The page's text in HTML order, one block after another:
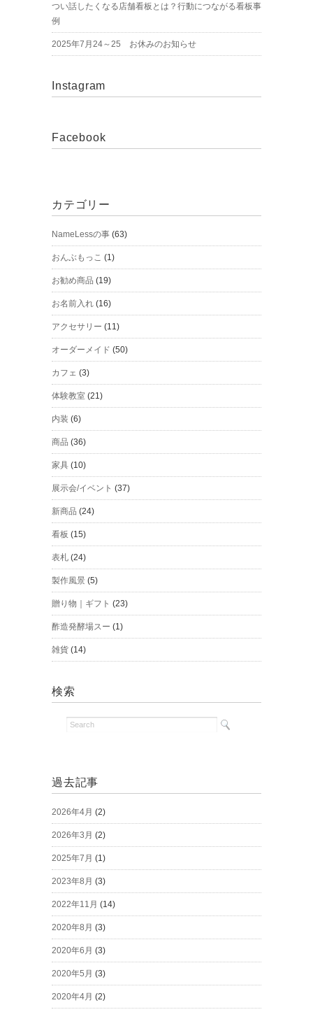
つい話したくなる店舗看板とは？行動につながる看板事
例
2025年7月24～25 お休みのお知らせ
Instagram
Facebook
カテゴリー
NameLessの事 (63)
おんぶもっこ (1)
お勧め商品 (19)
お名前入れ (16)
アクセサリー (11)
オーダーメイド (50)
カフェ (3)
体験教室 (21)
内装 (6)
商品 (36)
家具 (10)
展示会/イベント (37)
新商品 (24)
看板 (15)
表札 (24)
製作風景 (5)
贈り物｜ギフト (23)
酢造発酵場スー (1)
雑貨 (14)
検索
過去記事
2026年4月 (2)
2026年3月 (2)
2025年7月 (1)
2023年8月 (3)
2022年11月 (14)
2020年8月 (3)
2020年6月 (3)
2020年5月 (3)
2020年4月 (2)